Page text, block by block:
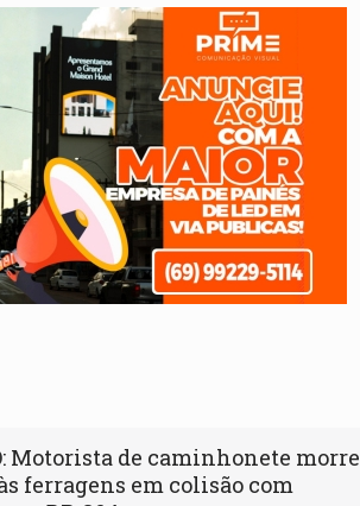
Motorista de caminhonete morre
ferragens em colisão com